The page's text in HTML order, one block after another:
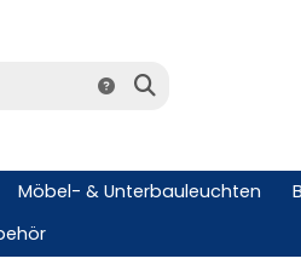
Möbel- & Unterbauleuchten